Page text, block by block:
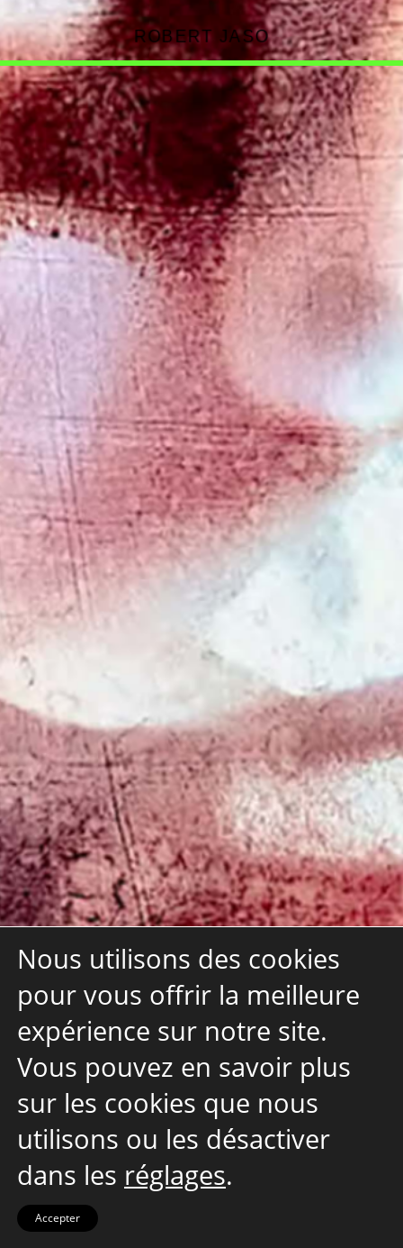
ROBERT JASO
Nous utilisons des cookies
pour vous offrir la meilleure
expérience sur notre site.
Vous pouvez en savoir plus
sur les cookies que nous
utilisons ou les désactiver
dans les réglages.
Accepter